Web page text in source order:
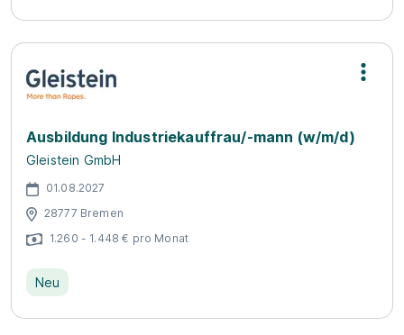
Ausbildung Industriekauffrau/-mann (w/m/d)
Gleistein GmbH
01.08.2027
28777 Bremen
1.260 - 1.448 € pro Monat
Neu